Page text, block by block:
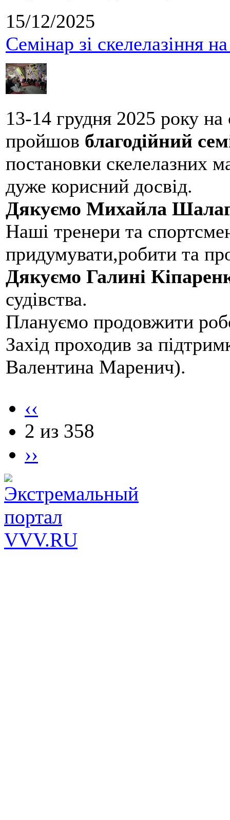
15/12/2025
Семінар зі скелелазіння
13-14 грудня 2025 року
пройшов благодійний
постановки скелелазних
дуже корисний досвід.
Дякуємо Михайла
Наші тренери та
придумувати,робити та
Дякуємо Галині
судівства.
Плануємо продовжити
Захід проходив за
Валентина Маренич).
‹‹
2 из 358
››